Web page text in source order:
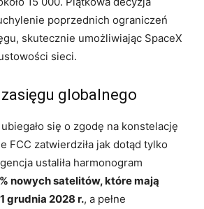
poprzednich ograniczeń
skutecznie umożliwiając SpaceX
sieci.
globalnego
się o zgodę na konstelację
FCC zatwierdziła jak dotąd tylko
ustaliła harmonogram
nowych satelitów, które mają
grudnia 2028 r., a pełne